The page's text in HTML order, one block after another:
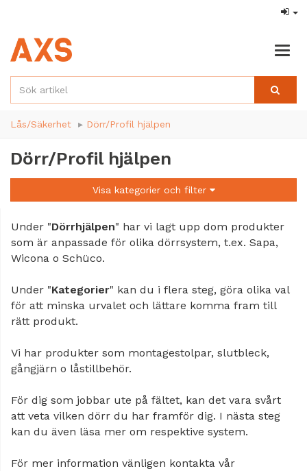
Lås/Säkerhet Dörr/Profil hjälpen
Dörr/Profil hjälpen
Visa kategorier och filter
Under "Dörrhjälpen" har vi lagt upp dom produkter
som är anpassade för olika dörrsystem, t.ex. Sapa,
Wicona o Schüco.
Under "Kategorier" kan du i flera steg, göra olika val
för att minska urvalet och lättare komma fram till
rätt produkt.
Vi har produkter som montagestolpar, slutbleck,
gångjärn o låstillbehör.
För dig som jobbar ute på fältet, kan det vara svårt
att veta vilken dörr du har framför dig. I nästa steg
kan du även läsa mer om respektive system.
För mer information vänligen kontakta vår